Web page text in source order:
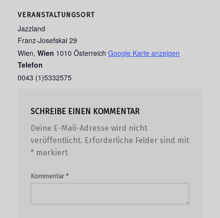
VERANSTALTUNGSORT
Jazzland
Franz-Josefskai 29
Wien, Wien 1010 Österreich Google Karte anzeigen
Telefon
0043 (1)5332575
SCHREIBE EINEN KOMMENTAR
Deine E-Mail-Adresse wird nicht
veröffentlicht. Erforderliche Felder sind mit
*markiert
Kommentar *